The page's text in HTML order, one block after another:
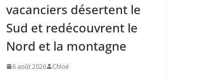
vacanciers désertent le
Sud et redécouvrent le
Nord et la montagne
6 août 2026 Chloé